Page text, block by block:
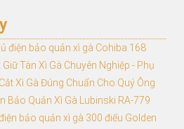
điện bảo quản xì gà Cohiba 168
Tàn Xì Gà Chuyên Nghiệp - Phụ
Xì Gà Đúng Chuẩn Cho Quý Ông
Bảo Quản Xì Gà Lubinski RA-779
bảo quản xì gà 300 điếu Golden